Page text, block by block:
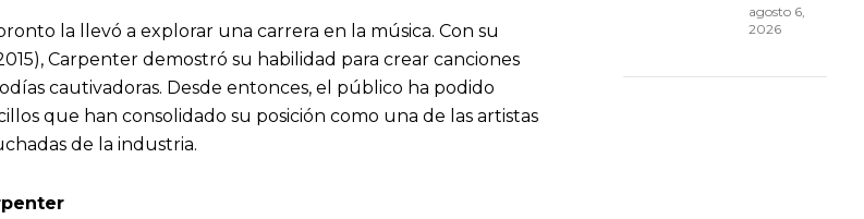
la llevó a explorar una carrera en la música. Con su
Carpenter demostró su habilidad para crear canciones
cautivadoras. Desde entonces, el público ha podido
que han consolidado su posición como una de las artistas
de la industria.
agosto 6,
2026